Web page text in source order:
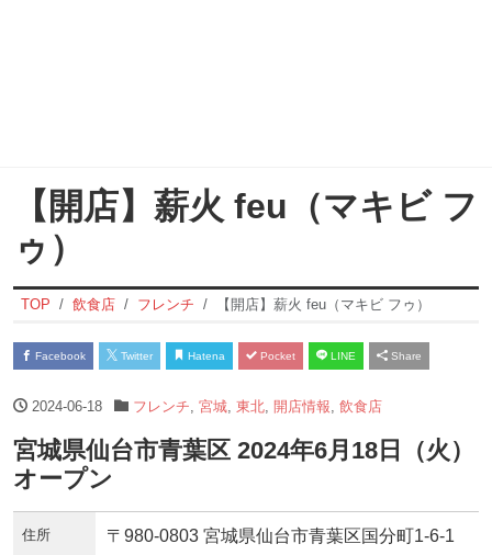
【開店】薪火 feu（マキビ フ
ゥ）
TOP 飲食店 フレンチ 【開店】薪火 feu（マキビ フゥ）
Facebook Twitter Hatena Pocket LINE Share
2024-06-18 フレンチ 宮城, 東北, 開店情報 飲食店
宮城県仙台市青葉区 2024年6月18日（火）
オープン
住所 〒980-0803 宮城県仙台市青葉区国分町1-6-1